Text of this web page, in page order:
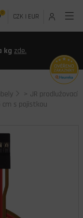
0 CZK| EUR
kg zde.
> JR prodlužovací
cm s pojistkou